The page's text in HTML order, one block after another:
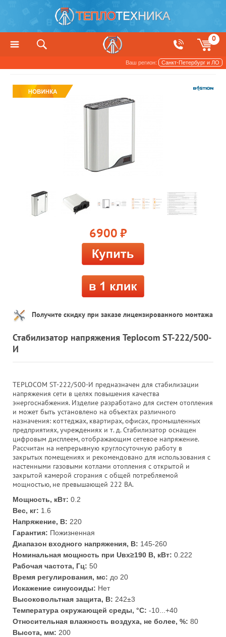
0
Ваш регион: Санкт-Петербург и ЛО
6900 руб.
Получите скидку при заказе лицензированного монтажа
Стабилизатор напряжения Teplocom ST-222/500-
И
TEPLOCOM ST-222/500-И предназначен для стабилизации
напряжения сети в целях повышения качества
энергоснабжения. Изделие разработано для систем отопления
и может быть установлено на объектах различного
назначения: коттеджах, квартирах, офисах, промышленных
предприятиях, учреждениях и т. д. Стабилизатор оснащен
цифровым дисплеем, отображающим сетевое напряжение.
Рассчитан на непрерывную круглосуточную работу в
закрытых помещениях и рекомендовано для использования с
настенными газовыми котлами отопления с открытой и
закрытой камерой сгорания с общей потребляемой
мощностью, не превышающей 222 ВА.
Мощность, кВт: 0.2
Вес, кг: 1.6
Напряжение, В: 220
Гарантия: Пожизненная
Диапазон входного напряжения, В: 145-260
Номинальная мощность при Uвх≥190 В, кВт: 0.222
Рабочая частота, Гц: 50
Время регулирования, мс: до 20
Искажение синусоиды: Нет
Высоковольтная защита, В: 242±3
Температура окружающей среды, °С: -10...+40
Относительная влажность воздуха, не более, %: 80
Высота, мм: 200